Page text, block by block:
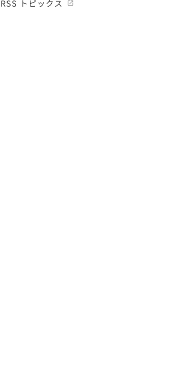
RSS トピックス